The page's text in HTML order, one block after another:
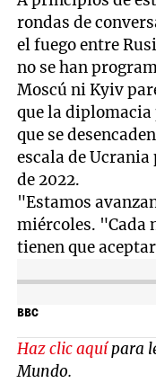
rondas de
el fuego entre
no se han
Moscú ni Kyiv
que la
que se
escala de
de 2022.
"Estamos
miércoles. "Cada
tienen que
BBC
Haz clic aquípara
Mundo.